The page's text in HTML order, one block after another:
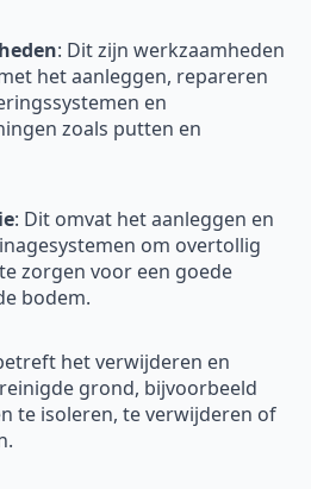
: Dit zijn werkzaamheden
het aanleggen, repareren
en
zoals putten en
: Dit omvat het aanleggen en
om overtollig
zorgen voor een goede
bodem.
het verwijderen en
grond, bijvoorbeeld
te isoleren, te verwijderen of